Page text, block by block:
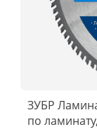
ЗУБР
по